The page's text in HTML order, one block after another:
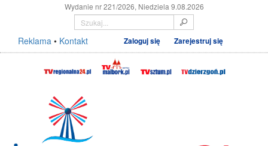
Wydanie nr 221/2026, Niedziela 9.08.2026
Reklama • Kontakt Zaloguj się Zarejestruj się